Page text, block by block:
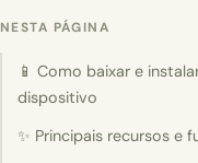
NESTA PÁGINA
📱 Como baixar e
dispositivo
✨ Principais recursos e